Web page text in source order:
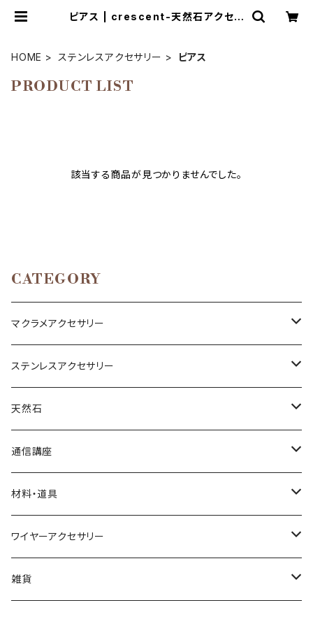
ピアス | crescent-天然石アクセサ
HOME ステンレスアクセサリー ピアス
PRODUCT LIST
該当する商品が見つかりませんでした。
CATEGORY
マクラメアクセサリー
ネックレス
ブレスレット
リング
ピアス
小物
イヤリング
ステンレスアクセサリー
ネックレス
ピアス
天然石
丸玉
アベンチュリン
オニキス
カボション
アクアマリン
アゲート
ポイント
水晶
さざれ
通信講座
ブレスレット
リング
ネックレス
材料・道具
材料
道具
ワイヤーアクセサリー
ネックレス
雑貨